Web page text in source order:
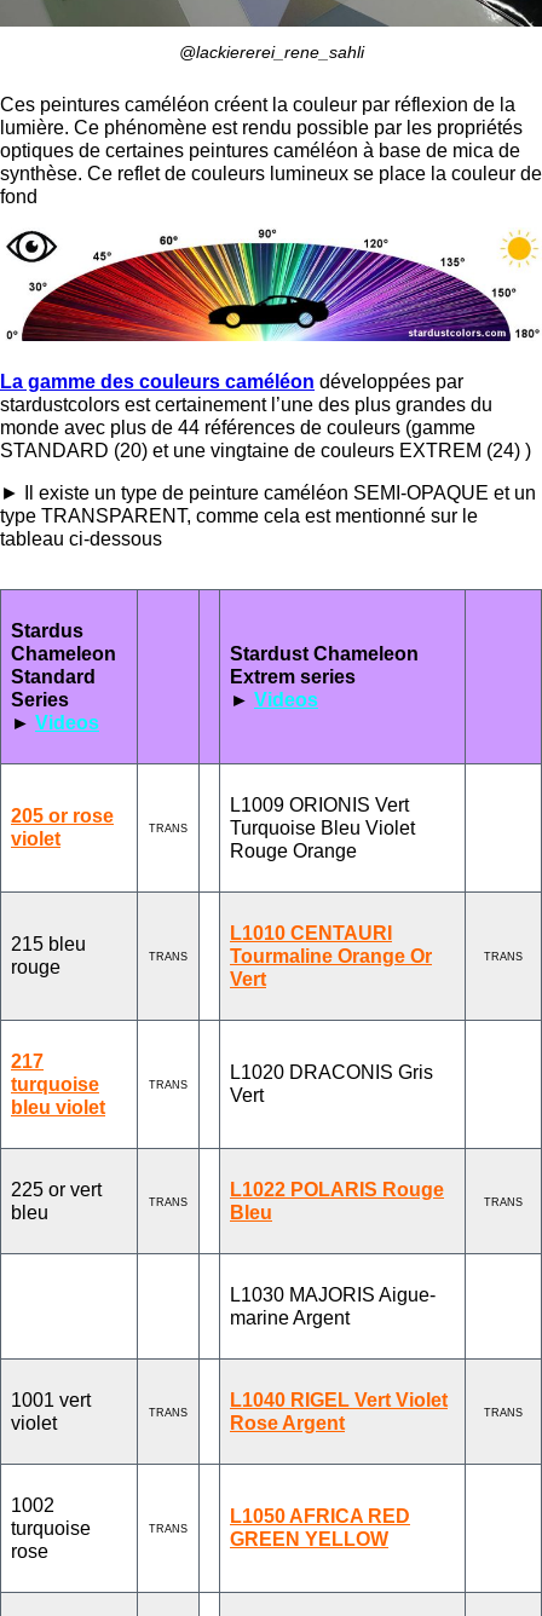
@lackiererei_rene_sahli
Ces peintures caméléon créent la couleur par réflexion de la
lumière. Ce phénomène est rendu possible par les propriétés
optiques de certaines peintures caméléon à base de mica de
synthèse. Ce reflet de couleurs lumineux se place la couleur de
fond
La gamme des couleurs caméléon développées par
stardustcolors est certainement l’une des plus grandes du
monde avec plus de 44 références de couleurs (gamme
STANDARD (20) et une vingtaine de couleurs EXTREM (24) )
► Il existe un type de peinture caméléon SEMI-OPAQUE et un
type TRANSPARENT, comme cela est mentionné sur le
tableau ci-dessous
Stardus
Chameleon
Standard
Series
► Videos
Stardust Chameleon
Extrem series
► Videos
205 or rose
violet
TRANS
L1009 ORIONIS Vert
Turquoise Bleu Violet
Rouge Orange
215 bleu
rouge
TRANS
L1010 CENTAURI
Tourmaline Orange Or
Vert
TRANS
217
turquoise
bleu violet
TRANS
L1020 DRACONIS Gris
Vert
225 or vert
bleu
TRANS
L1022 POLARIS Rouge
Bleu
TRANS
L1030 MAJORIS Aigue-
marine Argent
1001 vert
violet
TRANS
L1040 RIGEL Vert Violet
Rose Argent
TRANS
1002
turquoise
rose
TRANS
L1050 AFRICA RED
GREEN YELLOW